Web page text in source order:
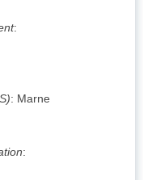
:
: Marne
: